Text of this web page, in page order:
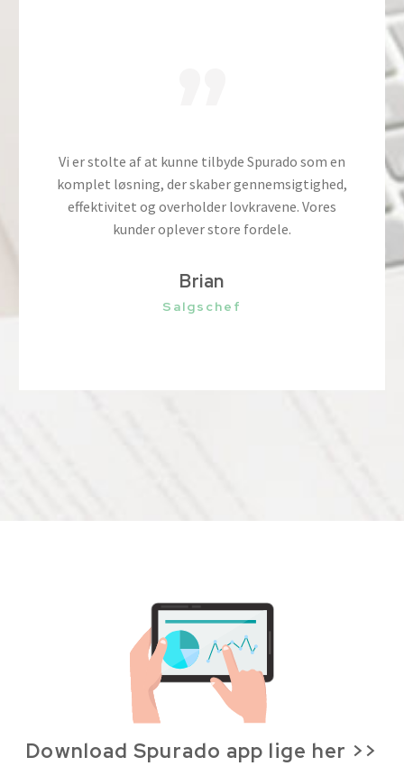
Vi er stolte af at kunne tilbyde Spurado som en
komplet løsning, der skaber gennemsigtighed,
effektivitet og overholder lovkravene. Vores
kunder oplever store fordele.
Brian
Salgschef
Download Spurado app lige her >>